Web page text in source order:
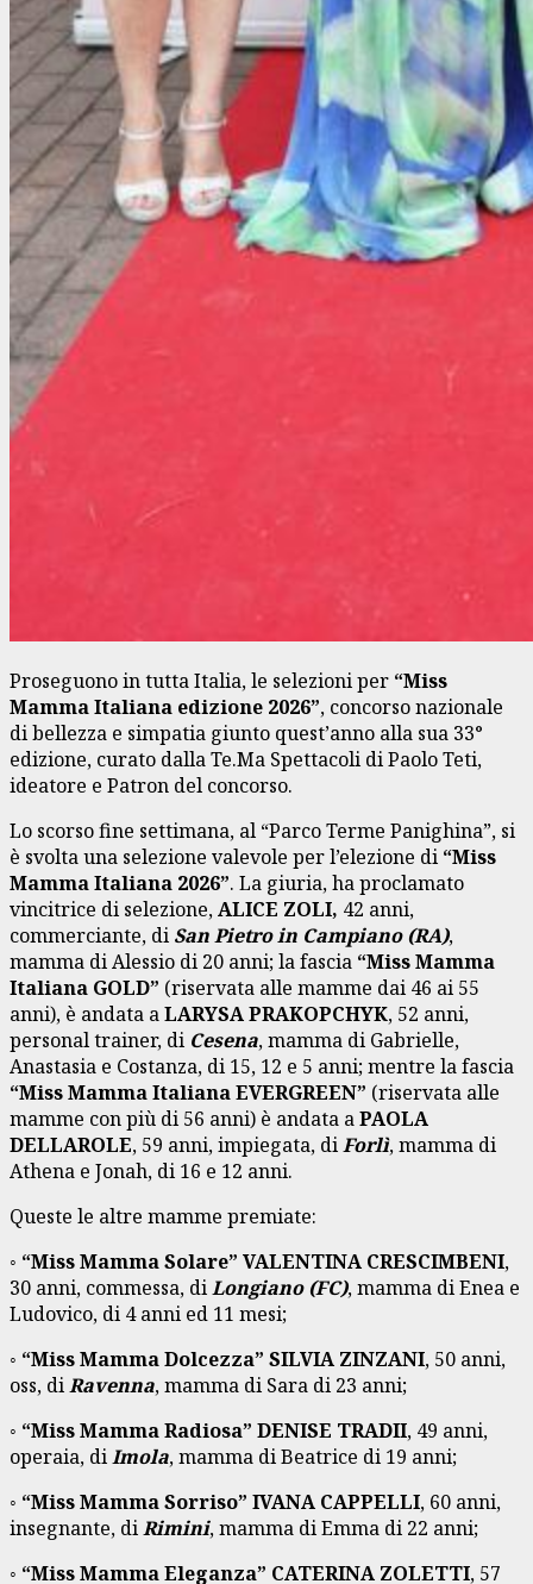
Proseguono in tutta Italia, le selezioni per “Miss
Mamma Italiana edizione 2026”, concorso nazionale
di bellezza e simpatia giunto quest’anno alla sua 33°
edizione, curato dalla Te.Ma Spettacoli di Paolo Teti,
ideatore e Patron del concorso.
Lo scorso fine settimana, al “Parco Terme Panighina”, si
è svolta una selezione valevole per l’elezione di “Miss
Mamma Italiana 2026”. La giuria, ha proclamato
vincitrice di selezione,ALICE ZOLI, 42 anni,
commerciante, di San Pietro in Campiano (RA),
mamma di Alessio di 20 anni; la fascia “Miss Mamma
Italiana GOLD” (riservata alle mamme dai 46 ai 55
anni), è andata aLARYSA PRAKOPCHYK, 52 anni,
personal trainer, di Cesena, mamma di Gabrielle,
Anastasia e Costanza, di 15, 12 e 5 anni; mentre la fascia
“Miss Mamma Italiana EVERGREEN” (riservata alle
mamme con più di 56 anni) è andata aPAOLA
DELLAROLE, 59 anni, impiegata, diForlì, mamma di
Athena e Jonah, di 16 e 12 anni.
Queste le altre mamme premiate:
◦ “Miss Mamma Solare” VALENTINA CRESCIMBENI,
30 anni, commessa, diLongiano (FC), mamma di Enea e
Ludovico, di 4 anni ed 11 mesi;
◦ “Miss Mamma Dolcezza” SILVIA ZINZANI, 50 anni,
oss, diRavenna, mamma di Sara di 23 anni;
◦ “Miss Mamma Radiosa” DENISE TRADII, 49 anni,
operaia, diImola, mamma di Beatrice di 19 anni;
◦ “Miss Mamma Sorriso” IVANA CAPPELLI, 60 anni,
insegnante, diRimini, mamma di Emma di 22 anni;
◦ “Miss Mamma Eleganza” CATERINA ZOLETTI, 57